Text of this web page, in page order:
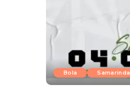
Bola Samarinda